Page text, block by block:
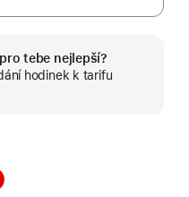
tebe nejlepší?
hodinek k tarifu